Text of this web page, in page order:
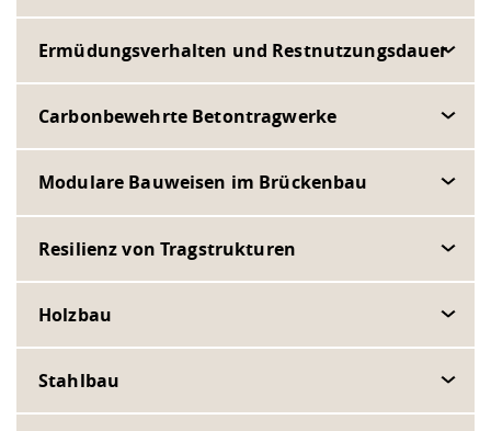
Ermüdungsverhalten und Restnutzungsdauer
Carbonbewehrte Betontragwerke
Modulare Bauweisen im Brückenbau
Resilienz von Tragstrukturen
Holzbau
Stahlbau